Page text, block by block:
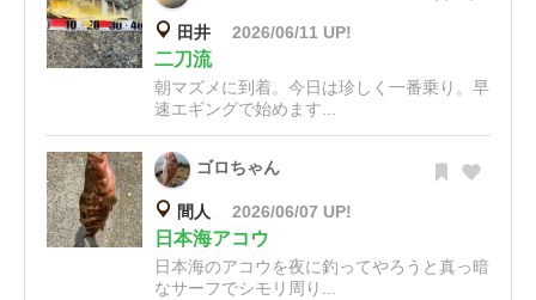
田井 2026/06/11 UP!
二刀流
朝マズメに到着。今日は珍しく一番乗り。早
速エギングで始めます...
ゴロちゃん
間人 2026/06/07 UP!
日本海アコウ
日本海のアコウを夜に釣ってやろうと真っ暗
なサーフでシモリ周り...